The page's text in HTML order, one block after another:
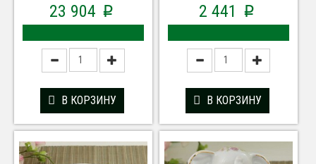
23 904 p
В КОРЗИНУ
2 441 p
В КОРЗИНУ